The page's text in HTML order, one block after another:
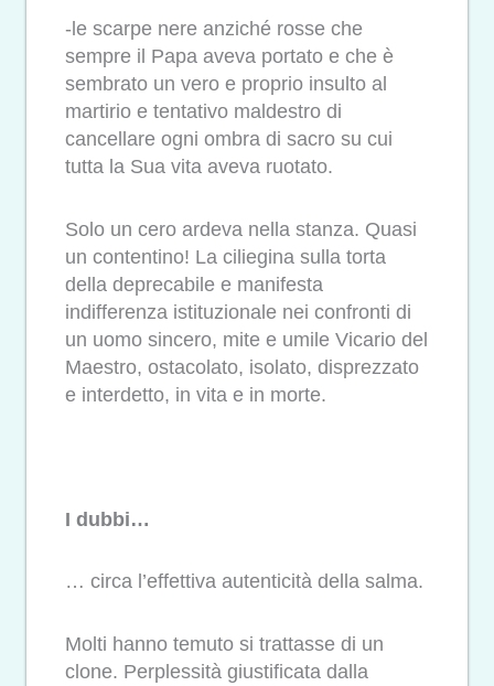
-le scarpe nere anziché rosse che
sempre il Papa aveva portato e che è
sembrato un vero e proprio insulto al
martirio e tentativo maldestro di
cancellare ogni ombra di sacro su cui
tutta la Sua vita aveva ruotato.
Solo un cero ardeva nella stanza. Quasi
un contentino! La ciliegina sulla torta
della deprecabile e manifesta
indifferenza istituzionale nei confronti di
un uomo sincero, mite e umile Vicario del
Maestro, ostacolato, isolato, disprezzato
e interdetto, in vita e in morte.
I dubbi…
… circa l’effettiva autenticità della salma.
Molti hanno temuto si trattasse di un
clone. Perplessità giustificata dalla